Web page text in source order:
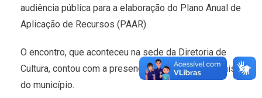
audiência pública para a elaboração do Plano Anual de
Aplicação de Recursos (PAAR).
O encontro, que aconteceu na sede da Diretoria de
Cultura, contou com a presença dos artistas culturais
do município.